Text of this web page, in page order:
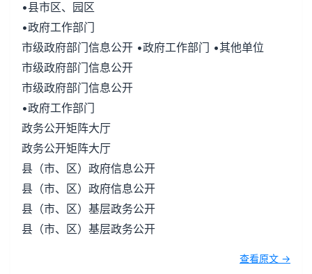
•县市区、园区
•政府工作部门
市级政府部门信息公开 •政府工作部门 •其他单位
市级政府部门信息公开
市级政府部门信息公开
•政府工作部门
政务公开矩阵大厅
政务公开矩阵大厅
县（市、区）政府信息公开
县（市、区）政府信息公开
县（市、区）基层政务公开
县（市、区）基层政务公开
查看原文 →